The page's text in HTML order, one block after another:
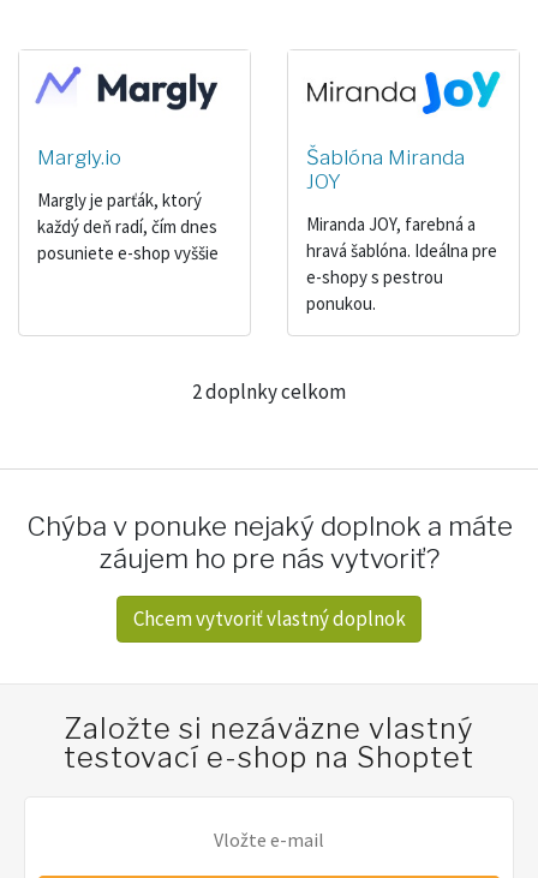
Margly.io
Margly je parťák, ktorý
každý deň radí, čím dnes
posuniete e-shop vyššie
Šablóna Miranda
JOY
Miranda JOY, farebná a
hravá šablóna. Ideálna pre
e-shopy s pestrou
ponukou.
2 doplnky celkom
Chýba v ponuke nejaký doplnok a máte
záujem ho pre nás vytvoriť?
Chcem vytvoriť vlastný doplnok
Založte si nezáväzne vlastný
testovací e-shop na Shoptet